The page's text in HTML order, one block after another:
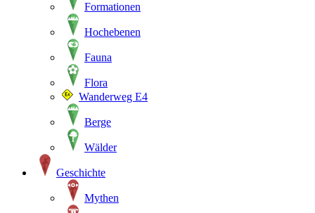
Formationen
Hochebenen
Fauna
Flora
Wanderweg E4
Berge
Wälder
Geschichte
Mythen